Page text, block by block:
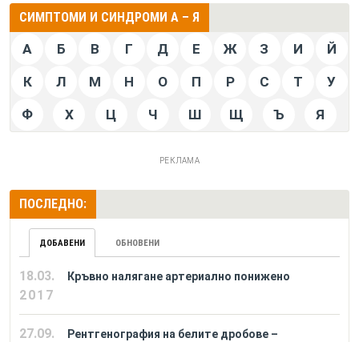
СИМПТОМИ И СИНДРОМИ А – Я
А Б В Г Д Е Ж З И Й
К Л М Н О П Р С Т У
Ф Х Ц Ч Ш Щ Ъ Я
РЕКЛАМА
ПОСЛЕДНО:
ДОБАВЕНИ ОБНОВЕНИ
18.03.
2017
Кръвно налягане артериално понижено
27.09.
Рентгенография на белите дробове –